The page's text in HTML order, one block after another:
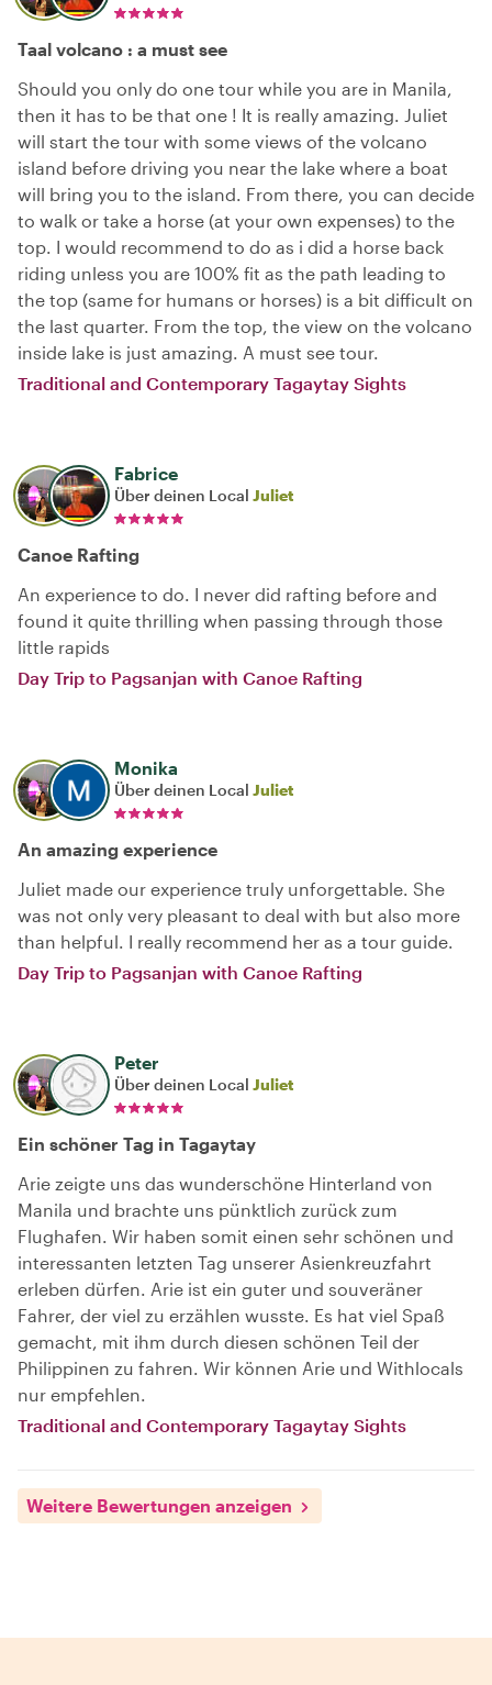
Taal volcano : a must see
Should you only do one tour while you are in Manila,
then it has to be that one ! It is really amazing. Juliet
will start the tour with some views of the volcano
island before driving you near the lake where a boat
will bring you to the island. From there, you can decide
to walk or take a horse (at your own expenses) to the
top. I would recommend to do as i did a horse back
riding unless you are 100% fit as the path leading to
the top (same for humans or horses) is a bit difficult on
the last quarter. From the top, the view on the volcano
inside lake is just amazing. A must see tour.
Traditional and Contemporary Tagaytay Sights
Fabrice
Über deinen Local Juliet
Canoe Rafting
An experience to do. I never did rafting before and
found it quite thrilling when passing through those
little rapids
Day Trip to Pagsanjan with Canoe Rafting
Monika
Über deinen Local Juliet
An amazing experience
Juliet made our experience truly unforgettable. She
was not only very pleasant to deal with but also more
than helpful. I really recommend her as a tour guide.
Day Trip to Pagsanjan with Canoe Rafting
Peter
Über deinen Local Juliet
Ein schöner Tag in Tagaytay
Arie zeigte uns das wunderschöne Hinterland von
Manila und brachte uns pünktlich zurück zum
Flughafen. Wir haben somit einen sehr schönen und
interessanten letzten Tag unserer Asienkreuzfahrt
erleben dürfen. Arie ist ein guter und souveräner
Fahrer, der viel zu erzählen wusste. Es hat viel Spaß
gemacht, mit ihm durch diesen schönen Teil der
Philippinen zu fahren. Wir können Arie und Withlocals
nur empfehlen.
Traditional and Contemporary Tagaytay Sights
Weitere Bewertungen anzeigen